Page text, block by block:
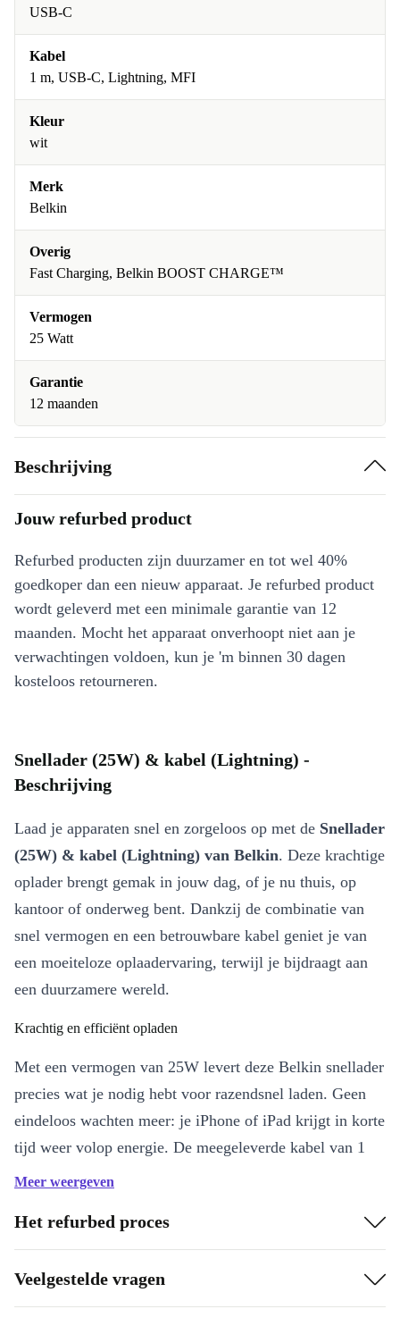
USB-C
Kabel
1 m, USB-C, Lightning, MFI
Kleur
wit
Merk
Belkin
Overig
Fast Charging, Belkin BOOST CHARGE™
Vermogen
25 Watt
Garantie
12 maanden
Beschrijving
Jouw refurbed product
Refurbed producten zijn duurzamer en tot wel 40%
goedkoper dan een nieuw apparaat. Je refurbed product
wordt geleverd met een minimale garantie van 12
maanden. Mocht het apparaat onverhoopt niet aan je
verwachtingen voldoen, kun je 'm binnen 30 dagen
kosteloos retourneren.
Snellader (25W) & kabel (Lightning) -
Beschrijving
Laad je apparaten snel en zorgeloos op met de Snellader
(25W) & kabel (Lightning) van Belkin. Deze krachtige
oplader brengt gemak in jouw dag, of je nu thuis, op
kantoor of onderweg bent. Dankzij de combinatie van
snel vermogen en een betrouwbare kabel geniet je van
een moeiteloze oplaadervaring, terwijl je bijdraagt aan
een duurzamere wereld.
Krachtig en efficiënt opladen
Met een vermogen van 25W levert deze Belkin snellader
precies wat je nodig hebt voor razendsnel laden. Geen
eindeloos wachten meer: je iPhone of iPad krijgt in korte
tijd weer volop energie. De meegeleverde kabel van 1
meter, met USB-C naar Lightning-aansluiting, zorgt
laad je veilig en zonder zorgen.
Supersnel laden:
Geef je apparaat in korte tijd een flinke
Meer weergeven
Het refurbed proces
Veelgestelde vragen